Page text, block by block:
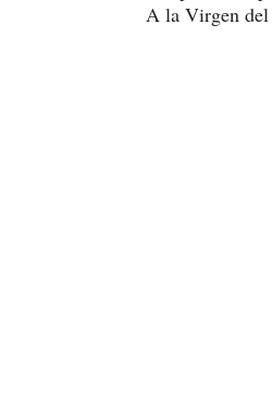
A la Virgen del